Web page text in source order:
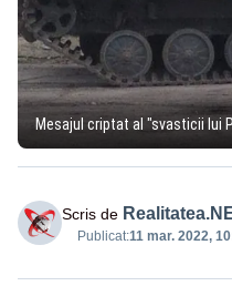
Mesajul criptat al "svasticii lui
Scris de
Publicat:11 mar. 2022,